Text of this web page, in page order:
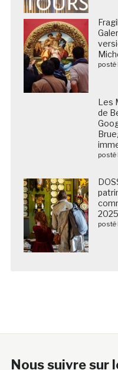
posté
Les Musées royaux
l’Institut Culturel de
Bruegel de manière